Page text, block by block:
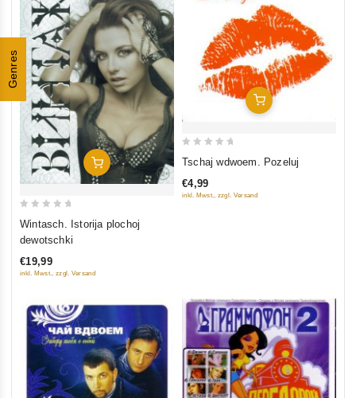
Genres
In Den Warenkorb
5
Wintasch. Istorija plochoj
dewotschki
€19,99
inkl. Mwst., zzgl. Versand
In Den Warenkorb
of
Tschaj wdwoem. Pozeluj
€4,99
inkl. Mwst., zzgl. Versand